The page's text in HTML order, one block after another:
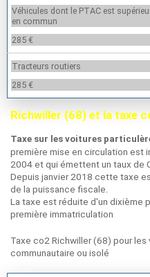
Véhicules dont le PTAC est
en commun
285 €
Tracteurs routiers
285 €
Richwiller (68) et la taxe
Taxe sur les voitures
première mise en circulation est
2004 et qui émettent un taux de
Depuis janvier 2018 cette taxe
de la puissance fiscale.
La taxe est réduite d'un dixième
première immatriculation
Taxe co2 Richwiller (68) pour
communautaire ou isolé